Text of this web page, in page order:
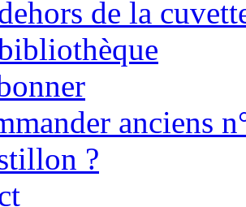
de la
anciens
?